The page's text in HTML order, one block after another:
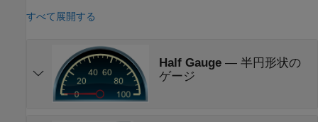
すべて展開する
Half Gauge —半円形状の
ゲージ